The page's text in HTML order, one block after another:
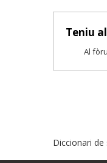
Teniu
Al
Diccionari